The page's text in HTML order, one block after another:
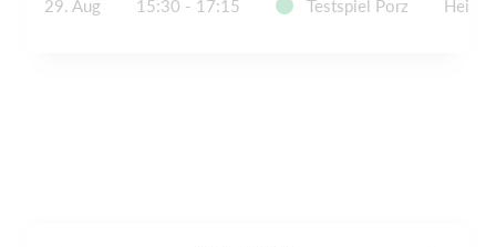
29. Aug 15:30 - 17:15 Testspiel Porz